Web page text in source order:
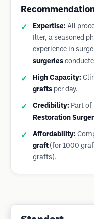
Expertise: All
Ilter, a seasoned
experience in
surgeries
High Capacity:
grafts per day.
Credibility: Part of
Restoration
Affordability:
graft (for 1000
grafts).